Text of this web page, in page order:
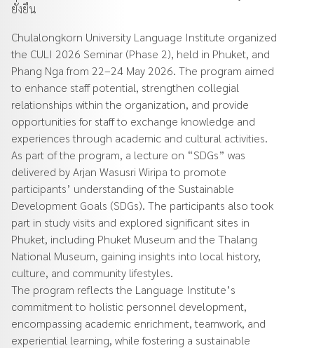
ยั่งยืน
Chulalongkorn University Language Institute organized
the CULI 2026 Seminar (Phase 2), held in Phuket, and
Phang Nga from 22–24 May 2026. The program aimed
to enhance staff potential, strengthen collegial
relationships within the organization, and provide
opportunities for staff to exchange knowledge and
experiences through academic and cultural activities.
As part of the program, a lecture on “SDGs” was
delivered by Arjan Wasusri Wiripa to promote
participants’ understanding of the Sustainable
Development Goals (SDGs). The participants also took
part in study visits and explored significant sites in
Phuket, including Phuket Museum and the Thalang
National Museum, gaining insights into local history,
culture, and community lifestyles.
The program reflects the Language Institute’s
commitment to holistic personnel development,
encompassing academic enrichment, teamwork, and
experiential learning, while fostering a sustainable